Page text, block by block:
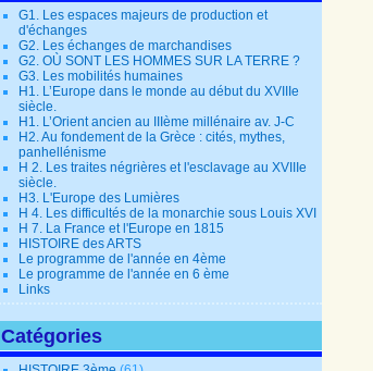
G1. Les espaces majeurs de production et
d'échanges
G2. Les échanges de marchandises
G2. OÙ SONT LES HOMMES SUR LA TERRE ?
G3. Les mobilités humaines
H1. L’Europe dans le monde au début du XVIIIe
siècle.
H1. L’Orient ancien au IIIème millénaire av. J-C
H2. Au fondement de la Grèce : cités, mythes,
panhellénisme
H 2. Les traites négrières et l'esclavage au XVIIIe
siècle.
H3. L'Europe des Lumières
H 4. Les difficultés de la monarchie sous Louis XVI
H 7. La France et l'Europe en 1815
HISTOIRE des ARTS
Le programme de l'année en 4ème
Le programme de l'année en 6 ème
Links
Catégories